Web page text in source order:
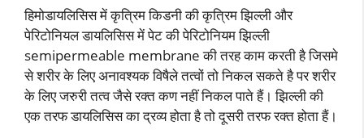
हिमोडायलिसिस में कृत्रिम किडनी की कृत्रिम झिल्ली और
पेरिटोनियल डायलिसिस में पेट की पेरिटोनियम झिल्ली
semipermeable membrane की तरह काम करती है जिसमे
से शरीर के लिए अनावश्यक विषैले तत्वों तो निकल सकते है पर शरीर
के लिए जरुरी तत्व जैसे रक्त कण नहीं निकल पाते हैं। झिल्ली की
एक तरफ डायलिसिस का द्रव्य होता है तो दूसरी तरफ रक्त होता हैं।